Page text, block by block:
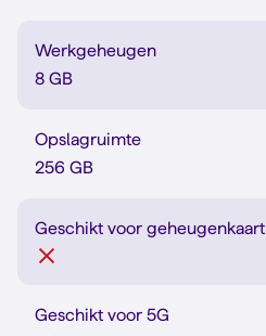
Werkgeheugen
8 GB
Opslagruimte
256 GB
Geschikt voor geheugenkaart
Geschikt voor 5G